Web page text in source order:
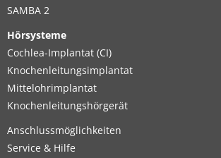
SAMBA 2
Hörsysteme
Cochlea-Implantat (CI)
Knochenleitungsimplantat
Mittelohrimplantat
Knochenleitungshörgerät
Anschlussmöglichkeiten
Service & Hilfe